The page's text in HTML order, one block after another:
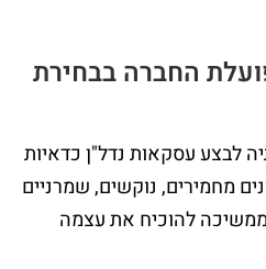
החברה בבחירת
לבצע עסקאות נדל"ן כדאיות
מחמירים, נוקשים, שמרניים
להוכיח את עצמה